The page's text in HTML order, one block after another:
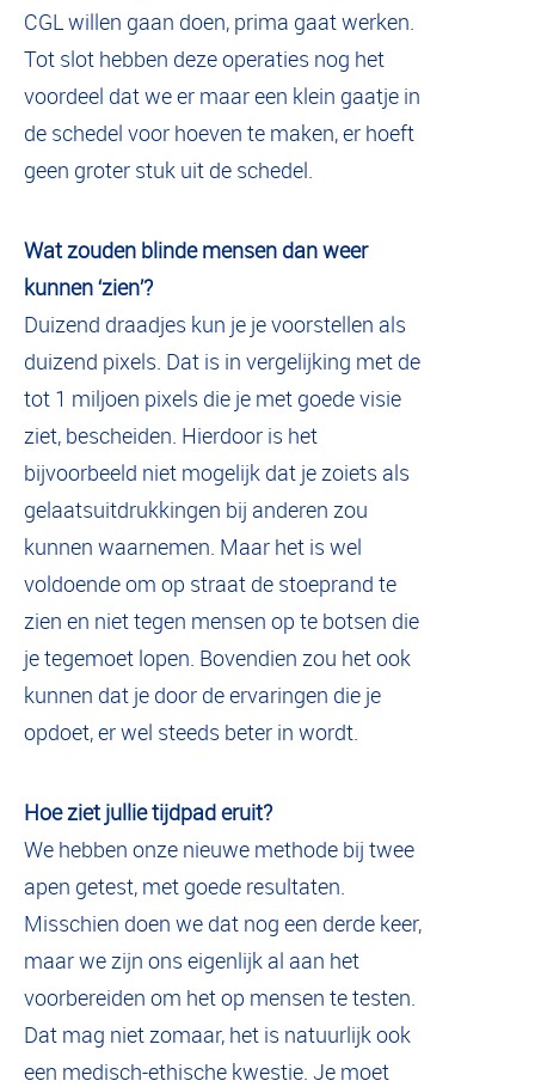
CGL willen gaan doen, prima gaat werken.
Tot slot hebben deze operaties nog het
voordeel dat we er maar een klein gaatje in
de schedel voor hoeven te maken, er hoeft
geen groter stuk uit de schedel.
Wat zouden blinde mensen dan weer
kunnen ‘zien’?
Duizend draadjes kun je je voorstellen als
duizend pixels. Dat is in vergelijking met de
tot 1 miljoen pixels die je met goede visie
ziet, bescheiden. Hierdoor is het
bijvoorbeeld niet mogelijk dat je zoiets als
gelaatsuitdrukkingen bij anderen zou
kunnen waarnemen. Maar het is wel
voldoende om op straat de stoeprand te
zien en niet tegen mensen op te botsen die
je tegemoet lopen. Bovendien zou het ook
kunnen dat je door de ervaringen die je
opdoet, er wel steeds beter in wordt.
Hoe ziet jullie tijdpad eruit?
We hebben onze nieuwe methode bij twee
apen getest, met goede resultaten.
Misschien doen we dat nog een derde keer,
maar we zijn ons eigenlijk al aan het
voorbereiden om het op mensen te testen.
Dat mag niet zomaar, het is natuurlijk ook
een medisch-ethische kwestie. Je moet